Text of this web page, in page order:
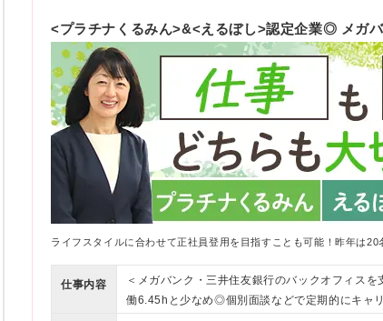
<プラチナくるみん>&<えるぼし>認定企業◎ メガ
ライフスタイルに合わせて正社員登用を目指すことも可能！昨年は
仕事内容
＜メガバンク・三井住友銀行のバックオフィス
働6.45hと少なめ◎個別面談などで定期的にキャ